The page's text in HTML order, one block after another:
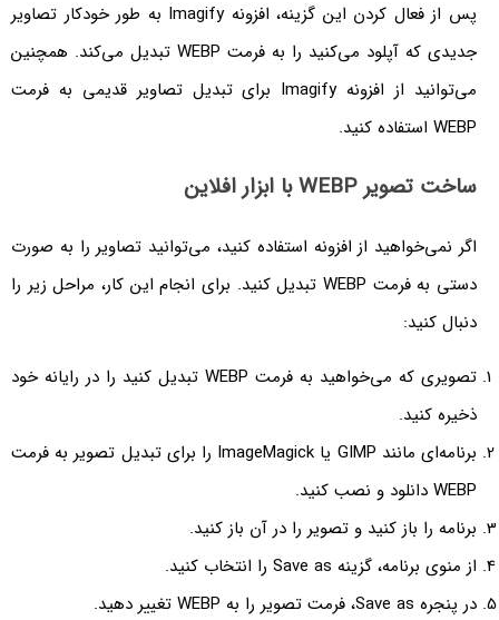
پس از فعال کردن این گزینه، افزونه Imagify به طور خودکار تصاویر
جدیدی که آپلود می‌کنید را به فرمت WEBP تبدیل می‌کند. همچنین
می‌توانید از افزونه Imagify برای تبدیل تصاویر قدیمی به فرمت
WEBP استفاده کنید.
ساخت تصویر WEBP با ابزار افلاین
اگر نمی‌خواهید از افزونه استفاده کنید، می‌توانید تصاویر را به صورت
دستی به فرمت WEBP تبدیل کنید. برای انجام این کار، مراحل زیر را
دنبال کنید:
تصویری که می‌خواهید به فرمت WEBP تبدیل کنید را در رایانه خود
ذخیره کنید.
برنامه‌ای مانند GIMP یا ImageMagick را برای تبدیل تصویر به فرمت
WEBP دانلود و نصب کنید.
برنامه را باز کنید و تصویر را در آن باز کنید.
از منوی برنامه، گزینه Save as را انتخاب کنید.
در پنجره Save as، فرمت تصویر را به WEBP تغییر دهید.